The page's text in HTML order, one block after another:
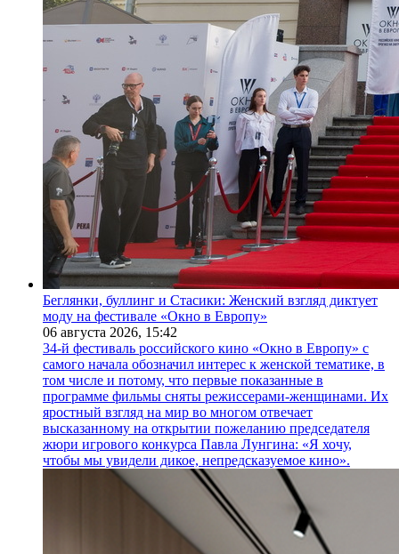
Беглянки, буллинг и Стасики: Женский взгляд диктует
моду на фестивале «Окно в Европу»
06 августа 2026, 15:42
34-й фестиваль российского кино «Окно в Европу» с
самого начала обозначил интерес к женской тематике, в
том числе и потому, что первые показанные в
программе фильмы сняты режиссерами-женщинами. Их
яростный взгляд на мир во многом отвечает
высказанному на открытии пожеланию председателя
жюри игрового конкурса Павла Лунгина: «Я хочу,
чтобы мы увидели дикое, непредсказуемое кино».